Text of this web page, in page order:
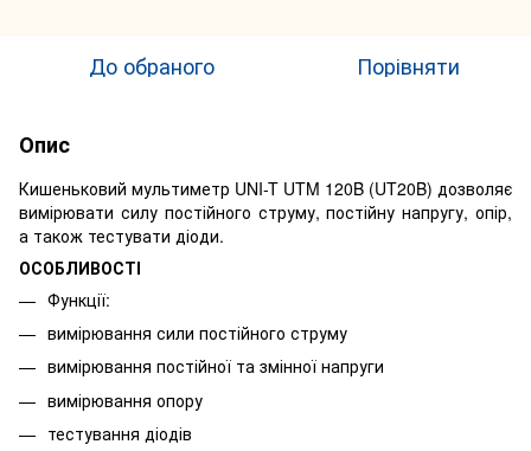
До обраного Порівняти
Опис
Кишеньковий мультиметр UNI-T UTM 120B (UT20B) дозволяє
вимірювати силу постійного струму, постійну напругу, опір,
а також тестувати діоди.
ОСОБЛИВОСТІ
Функції:
вимірювання сили постійного струму
вимірювання постійної та змінної напруги
вимірювання опору
тестування діодів